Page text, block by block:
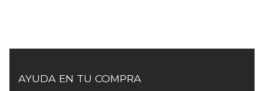
AYUDA EN TU COMPRA